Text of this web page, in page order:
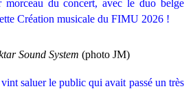
morceau du concert, avec le duo belge
Création musicale du FIMU 2026 !
Sound System (photo JM)
vint saluer le public qui avait passé un très